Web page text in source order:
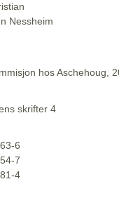
Nessheim
hos Aschehoug,
skrifter 4
6
7
4